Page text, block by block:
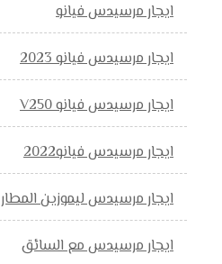
ايجار مرسيدس فيانو
ايجار مرسيدس فيانو 2023
ايجار مرسيدس فيانو V250
ايجار مرسيدس فيانو2022
ايجار مرسيدس ليموزين المطار
ايجار مرسيدس مع السائق